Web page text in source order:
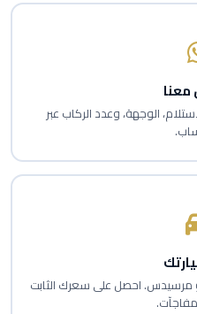
الوجهة، وعدد الركاب عبر
مرسيدس. احصل على سعرك الثابت